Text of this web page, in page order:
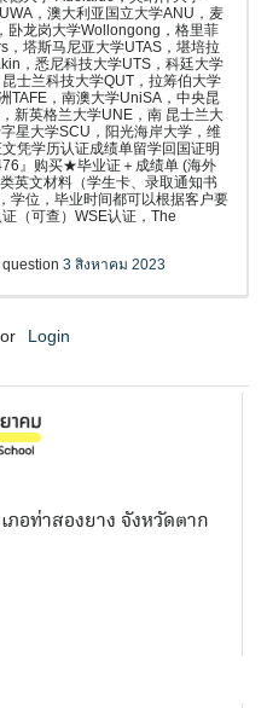
，澳大利亚国立大学ANU，麦
卧龙岗大学Wollongong，格里菲
塔斯马尼亚大学UTAS，堪培拉
，悉尼科技大学UTS，科廷大学
士兰科技大学QUT，拉筹伯大学
TAFE，南澳大学UniSA，中央昆
新英格兰大学UNE，南 昆士兰大
星大学SCU，阳光海岸大学，维
凭学历认证成绩单留学回国证明
』购买★毕业证＋成绩单 (海外
英文材料（学生卡、录取通知书
学位，毕业时间都可以根据客户要
（可查）WSE认证，The
3 สิงหาคม 2023
or Login
อท่าสองยาง จังหวัดตาก